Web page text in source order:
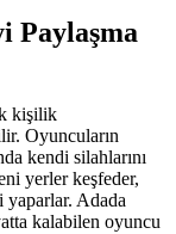
Paylaşma
kişilik
Oyuncuların
kendi silahlarını
yerler keşfeder,
yaparlar. Adada
kalabilen oyuncu